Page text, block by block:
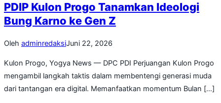
PDIP Kulon Progo Tanamkan Ideologi
Bung Karno ke Gen Z
Oleh adminredaksiJuni 22, 2026
Kulon Progo, Yogya News — DPC PDI Perjuangan Kulon Progo
mengambil langkah taktis dalam membentengi generasi muda
dari tantangan era digital. Memanfaatkan momentum Bulan […]